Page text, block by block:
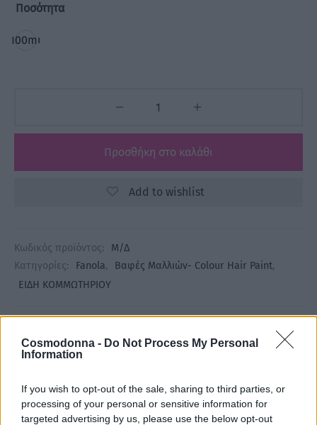
Cosmodonna - Do Not Process My Personal
Information
If you wish to opt-out of the sale, sharing to third parties, or
processing of your personal or sensitive information for
targeted advertising by us, please use the below opt-out
Ποσότητα
100ml
Προσθήκη στο καλάθι
Add to wishlist
Κωδικός προϊόντος:
Μ/Δ
Κατηγορίες:
Fanola, Βαφές Μαλλιών- Colour Hair Paint,
ΕΙΔΗ ΚΟΜΜΩΤΗΡΙΟΥ
Περιγραφή